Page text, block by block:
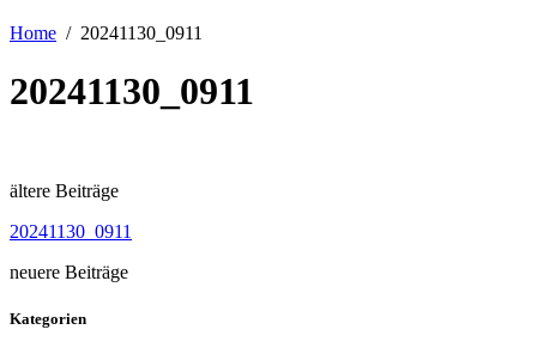
Home 20241130_0911
20241130_0911
ältere Beiträge
20241130_0911
neuere Beiträge
Kategorien